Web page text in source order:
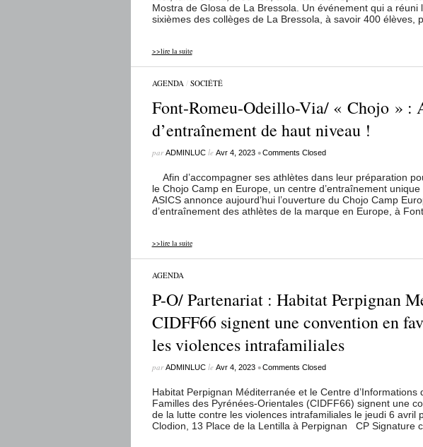
Mostra de Glosa de La Bressola. Un événement qui a
sixièmes des collèges de La Bressola, à savoir 400 élèves,
>>lire la suite
AGENDA/ SOCIÉTÉ
Font-Romeu-Odeillo-Via/ « Chojo » :
d’entraînement de haut niveau !
parADMINLUCle Avr 4, 2023 •Comments Closed
Afin d’accompagner ses athlètes dans leur préparation
le Chojo Camp en Europe, un centre d’entraînement
ASICS annonce aujourd’hui l’ouverture du Chojo Camp
d’entraînement des athlètes de la marque en Europe, à
>>lire la suite
AGENDA
P-O/ Partenariat : Habitat Perpignan
CIDFF66 signent une convention en
les violences intrafamiliales
parADMINLUCle Avr 4, 2023 •Comments Closed
Habitat Perpignan Méditerranée et le Centre
Familles des Pyrénées-Orientales (CIDFF66) signent une
de la lutte contre les violences intrafamiliales le jeudi 6 avril
Clodion, 13 Place de la Lentilla à Perpignan CP Signature